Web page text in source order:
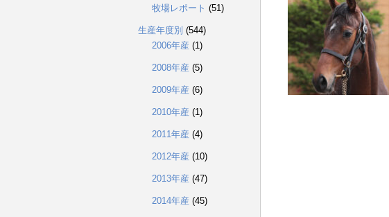
牧場レポート (51)
生産年度別 (544)
2006年産 (1)
2008年産 (5)
2009年産 (6)
2010年産 (1)
2011年産 (4)
2012年産 (10)
2013年産 (47)
2014年産 (45)